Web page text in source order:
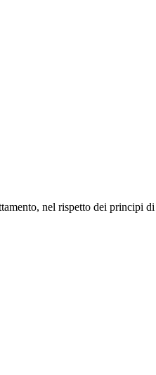
nel rispetto dei principi